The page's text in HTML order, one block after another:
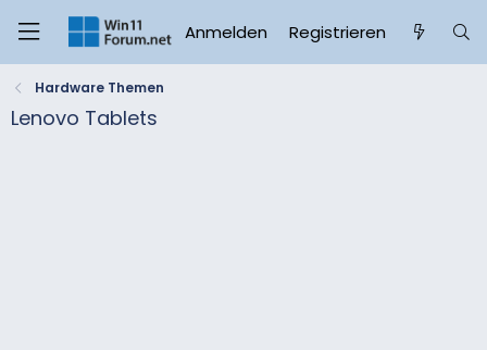
Anmelden Registrieren
Hardware Themen
Lenovo Tablets